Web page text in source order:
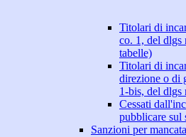
Titolari di
co. 1, del dlgs
tabelle)
Titolari di
direzione o di
1-bis, del dlgs
Cessati
pubblicare sul
Sanzioni per